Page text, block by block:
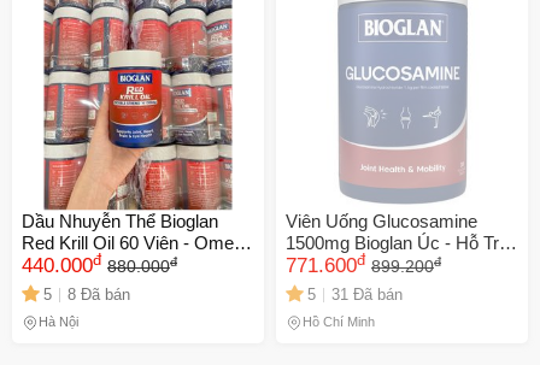
Dầu Nhuyễn Thể Bioglan
Red Krill Oil 60 Viên - Omega
3 Hỗ Trợ Sức Khỏe Tim
Mạch, Tăng Cường Não Bộ
và Giảm Viêm Khớp
440.000đ 880.000đ
5 8 Đã bán
Hà Nội
Viên Uống Glucosamine
1500mg Bioglan Úc - Hỗ Trợ
Xương Khớp, Tăng Cường
Linh Hoạt, Dễ Uống (200
Viên)
771.600đ 899.200đ
5 31 Đã bán
Hồ Chí Minh